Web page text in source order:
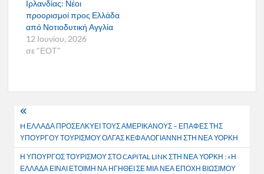
Ιρλανδίας: Νέοι
προορισμοί προς Ελλάδα
από Νοτιοδυτική Αγγλία
12 Ιουνίου, 2026
σε "ΕΟΤ"
Πλοήγηση
άρθρων
H ΕΛΛΑΔΑ ΠΡΟΣΕΛΚΥΕΙ ΤΟΥΣ ΑΜΕΡΙΚΑΝΟΥΣ – ΕΠΑΦΕΣ ΤΗΣ
ΥΠΟΥΡΓΟΥ ΤΟΥΡΙΣΜΟΥ ΟΛΓΑΣ ΚΕΦΑΛΟΓΙΑΝΝΗ ΣΤΗ ΝΕΑ ΥΟΡΚΗ
Η ΥΠΟΥΡΓΟΣ ΤΟΥΡΙΣΜΟΥ ΣΤΟ CAPITAL LINK ΣΤΗ ΝΕΑ ΥΟΡΚΗ : «Η
ΕΛΛΑΔΑ ΕΙΝΑΙ ΕΤΟΙΜΗ ΝΑ ΗΓΗΘΕΙ ΣΕ ΜΙΑ ΝΕΑ ΕΠΟΧΗ ΒΙΩΣΙΜΟΥ